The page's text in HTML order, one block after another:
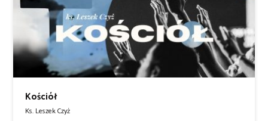
Kościół
Ks. Leszek Czyż